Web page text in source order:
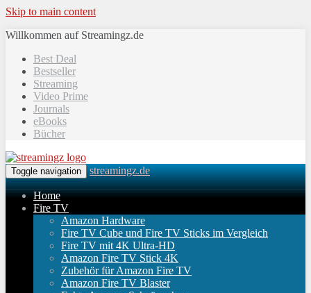
Skip to main content
Willkommen auf Streamingz.de
Best Deal
Bestseller
Streaming
Video Prime
Journals
eBooks
Bücher
Toggle navigation streamingz.de
Home
Fire TV
Amazon Hardware
Fire TV Cube und Fire TV Sticks im Vergleich
Fire TV mit 4K Ultra-HD
Amazon Fire TV Stick 4K
Zubehör für Amazon Fire TV
Amazon Fire TV Blaster